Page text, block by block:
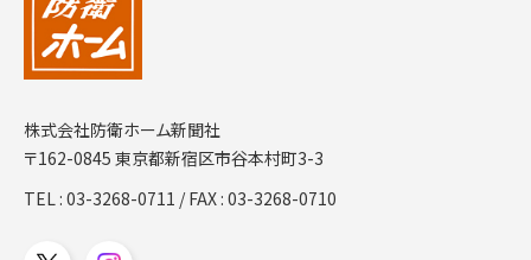
株式会社防衛ホーム新聞社
〒162-0845 東京都新宿区市谷本村町3-3
TEL :03-3268-0711 / FAX : 03-3268-0710